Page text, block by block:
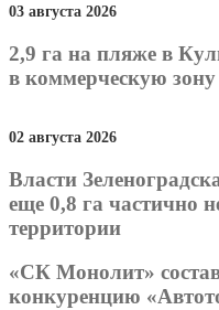
03 августа 2026
2,9 га на пляже в
в коммерческую
02 августа 2026
Власти
еще 0,8 га частично
территории
«СК Монолит»
конкуренцию